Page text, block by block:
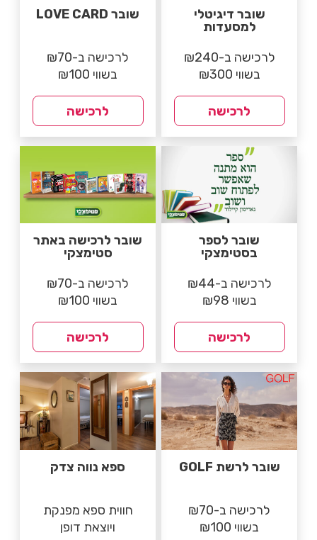
שובר דיגיטלי
למסעדות
לרכישה ב-₪240
בשווי ₪300
לרכישה
שובר LOVE CARD
לרכישה ב-₪70
בשווי ₪100
לרכישה
שובר לספר
בסטימצקי
לרכישה ב-₪44
בשווי ₪98
לרכישה
שובר לרכישה באתר
סטימצקי
לרכישה ב-₪70
בשווי ₪100
לרכישה
שובר לרשת GOLF
לרכישה ב-₪70
בשווי ₪100
ספא נווה צדק
חווית ספא מפנקת
ויוצאת דופן